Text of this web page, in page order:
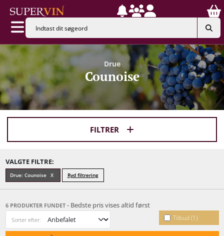
Drue
Counoise
FILTRER
VALGTE FILTRE:
Drue: Counoise Ryd filtrering
6 PRODUKTER FUNDET - Bedste pris vises altid først
Tilbud (1)
Sorter efter: